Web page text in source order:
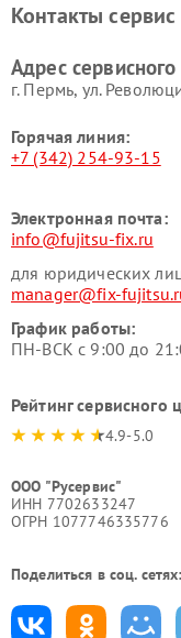
Контакты
Адрес
г. Пермь, ул.
Горячая линия:
+7 (342) 254-93-15
Электронная почта:
info@fujitsu-fix.ru
для юридических
manager@fix-
График работы:
ПН-ВСК с 9:00 до
Рейтинг сервисного
4.9-5.0
ООО "Русервис"
ИНН 7702633247
ОГРН 1077746335776
Поделиться в соц. сетях: